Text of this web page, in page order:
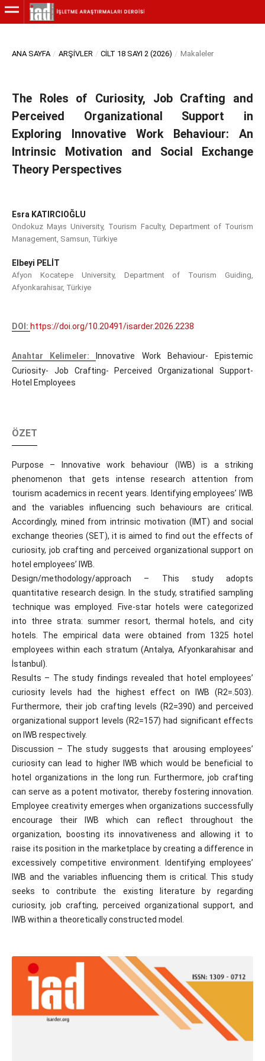
ANA SAYFA / ARŞIVLER / CILT 18 SAYI 2 (2026) / Makaleler
The Roles of Curiosity, Job Crafting and
Perceived Organizational Support in
Exploring Innovative Work Behaviour: An
Intrinsic Motivation and Social Exchange
Theory Perspectives
Esra KATIRCIOĞLU
Ondokuz Mayıs University, Tourism Faculty, Department of Tourism
Management, Samsun, Türkiye
Elbeyi PELİT
Afyon Kocatepe University, Department of Tourism Guiding,
Afyonkarahisar, Türkiye
DOI: https://doi.org/10.20491/isarder.2026.2238
Anahtar Kelimeler:
Innovative Work Behaviour- Epistemic
Curiosity- Job Crafting- Perceived Organizational Support-
Hotel Employees
ÖZET
Purpose – Innovative work behaviour (IWB) is a striking
phenomenon that gets intense research attention from
tourism academics in recent years. Identifying employees’ IWB
and the variables influencing such behaviours are critical.
Accordingly, mined from intrinsic motivation (IMT) and social
exchange theories (SET), it is aimed to find out the effects of
curiosity, job crafting and perceived organizational support on
hotel employees’ IWB.
Design/methodology/approach – This study adopts
quantitative research design. In the study, stratified sampling
technique was employed. Five-star hotels were categorized
into three strata: summer resort, thermal hotels, and city
hotels. The empirical data were obtained from 1325 hotel
employees within each stratum (Antalya, Afyonkarahisar and
İstanbul).
Results – The study findings revealed that hotel employees’
curiosity levels had the highest effect on IWB (R2=.503).
Furthermore, their job crafting levels (R2=390) and perceived
organizational support levels (R2=157) had significant effects
on IWB respectively.
Discussion – The study suggests that arousing employees’
curiosity can lead to higher IWB which would be beneficial to
hotel organizations in the long run. Furthermore, job crafting
can serve as a potent motivator, thereby fostering innovation.
Employee creativity emerges when organizations successfully
encourage their IWB which can reflect throughout the
organization, boosting its innovativeness and allowing it to
raise its position in the marketplace by creating a difference in
excessively competitive environment. Identifying employees’
IWB and the variables influencing them is critical. This study
seeks to contribute the existing literature by regarding
curiosity, job crafting, perceived organizational support, and
IWB within a theoretically constructed model.